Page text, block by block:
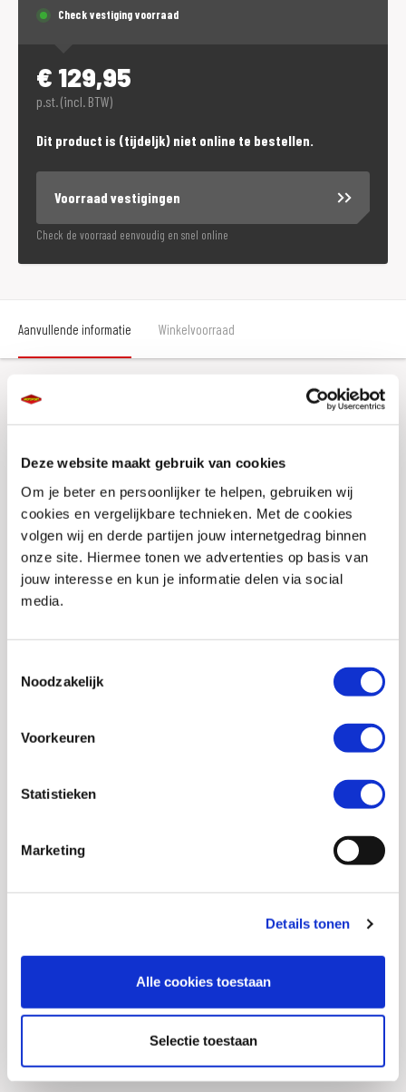
Deze website maakt gebruik van cookies
Om je beter en persoonlijker te helpen, gebruiken wij
cookies en vergelijkbare technieken. Met de cookies
volgen wij en derde partijen jouw internetgedrag binnen
onze site. Hiermee tonen we advertenties op basis van
jouw interesse en kun je informatie delen via social
media.
Noodzakelijk
Voorkeuren
Statistieken
Marketing
Details tonen
Alle cookies toestaan
Selectie toestaan
Check vestiging voorraad
€ 129,95
p.st. (incl. BTW)
Dit product is (tijdeljk) niet online te bestellen.
Voorraad vestigingen
Check de voorraad eenvoudig en snel online
Aanvullende informatie Winkelvoorraad
Aanvullende informatie
Maat
M
Kleur
Zwart
Merk
HJC
Stijl
Touring, Urban
Pinlock
Helm materialen
Polycarbonaat
Type sluiting
Communicatie
Zonnevizier
binnenvoering
Ventilatiesysteem
Ja
EAN
Motorhelm HJC, I40
SKU
101638